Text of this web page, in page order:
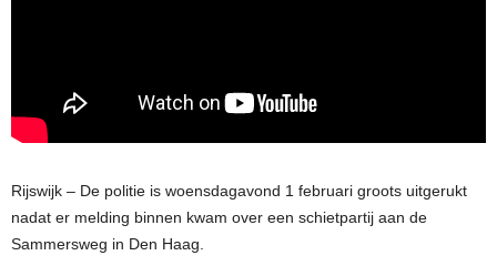
Rijswijk – De politie is woensdagavond 1 februari groots uitgerukt
nadat er melding binnen kwam over een schietpartij aan de
Sammersweg in Den Haag.